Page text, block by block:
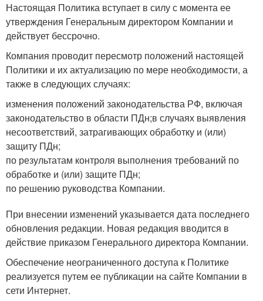
Настоящая Политика вступает в силу с момента ее
утверждения Генеральным директором Компании и
действует бессрочно.
Компания проводит пересмотр положений настоящей
Политики и их актуализацию по мере необходимости, а
также в следующих случаях:
изменения положений законодательства РФ, включая
законодательство в области ПДн;в случаях выявления
несоответствий, затрагивающих обработку и (или)
защиту ПДн;
по результатам контроля выполнения требований по
обработке и (или) защите ПДн;
по решению руководства Компании.
При внесении изменений указывается дата последнего
обновления редакции. Новая редакция вводится в
действие приказом Генерального директора Компании.
Обеспечение неограниченного доступа к Политике
реализуется путем ее публикации на сайте Компании в
сети Интернет.